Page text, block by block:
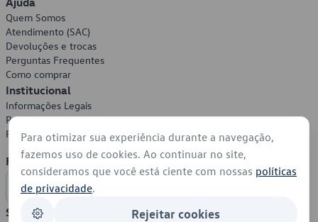
Quem Somos
Atendimento (SAC)
Devoluções e trocas
Perguntas Frequentes
Como comprar
Institucional
Informações Legais
Política de Privacidade
Política de Cookies
Formas de Pagamento
Segurança
Para otimizar sua experiência durante a navegação,
fazemos uso de cookies. Ao continuar no site,
consideramos que você está ciente com nossas políticas
de privacidade.
Rejeitar cookies